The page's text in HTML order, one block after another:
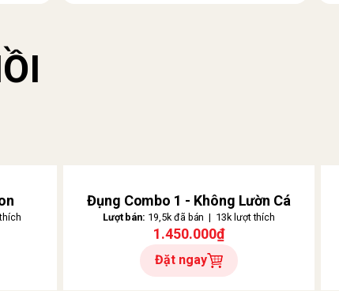
Đụng Combo 1 - Không Lườn Cá
Lượt bán: 19,5k đã bán | 13k lượt thích
1.450.000₫
Đặt ngay